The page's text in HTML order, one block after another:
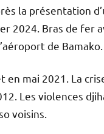
la présentation
2024. Bras de fer
de Bamako.
mai 2021. La
Les violences
voisins.